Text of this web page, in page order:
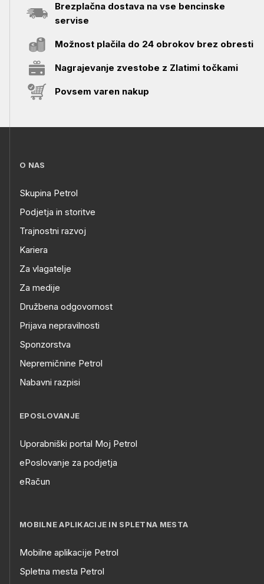
Brezplačna dostava na vse bencinske
servise
Možnost plačila do 24 obrokov brez obresti
Nagrajevanje zvestobe z Zlatimi točkami
Povsem varen nakup
O NAS
Skupina Petrol
Podjetja in storitve
Trajnostni razvoj
Kariera
Za vlagatelje
Za medije
Družbena odgovornost
Prijava nepravilnosti
Sponzorstva
Nepremičnine Petrol
Nabavni razpisi
EPOSLOVANJE
Uporabniški portal Moj Petrol
ePoslovanje za podjetja
eRačun
MOBILNE APLIKACIJE IN SPLETNA MESTA
Mobilne aplikacije Petrol
Spletna mesta Petrol